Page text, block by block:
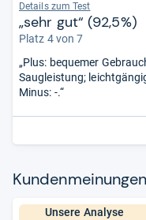
Details zum Test
„sehr gut“ (92,5%)
Platz 4 von 7
„Plus: bequemer
Saugleistung;
Minus: -.“
Kun­den­mei­nun­gen
Unsere Analyse